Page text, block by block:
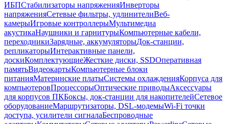
ИБПСтабилизаторы напряженияИнверторы
напряженияСетевые фильтры, удлинителиВеб-
камерыИгровые контроллерыМультимедиа
акустикаНаушники и гарнитурыКомпьютерные кабели,
переходникиЗарядные, аккумуляторыДок-станции,
репликаторыИнтерактивные панели,
доскиКомплектующиеЖесткие диски, SSDОперативная
памятьВидеокартыКомпьютерные блоки
питанияМатеринские платыСистемы охлажденияКорпуса для
компьютеровПроцессорыОптические приводыАксессуары
для корпусов ПКБоксы, док-станции для накопителейСетевое
оборудованиеМаршрутизаторы, DSL-модемыWi-Fi точки
доступа, усилители сигналаБеспроводные